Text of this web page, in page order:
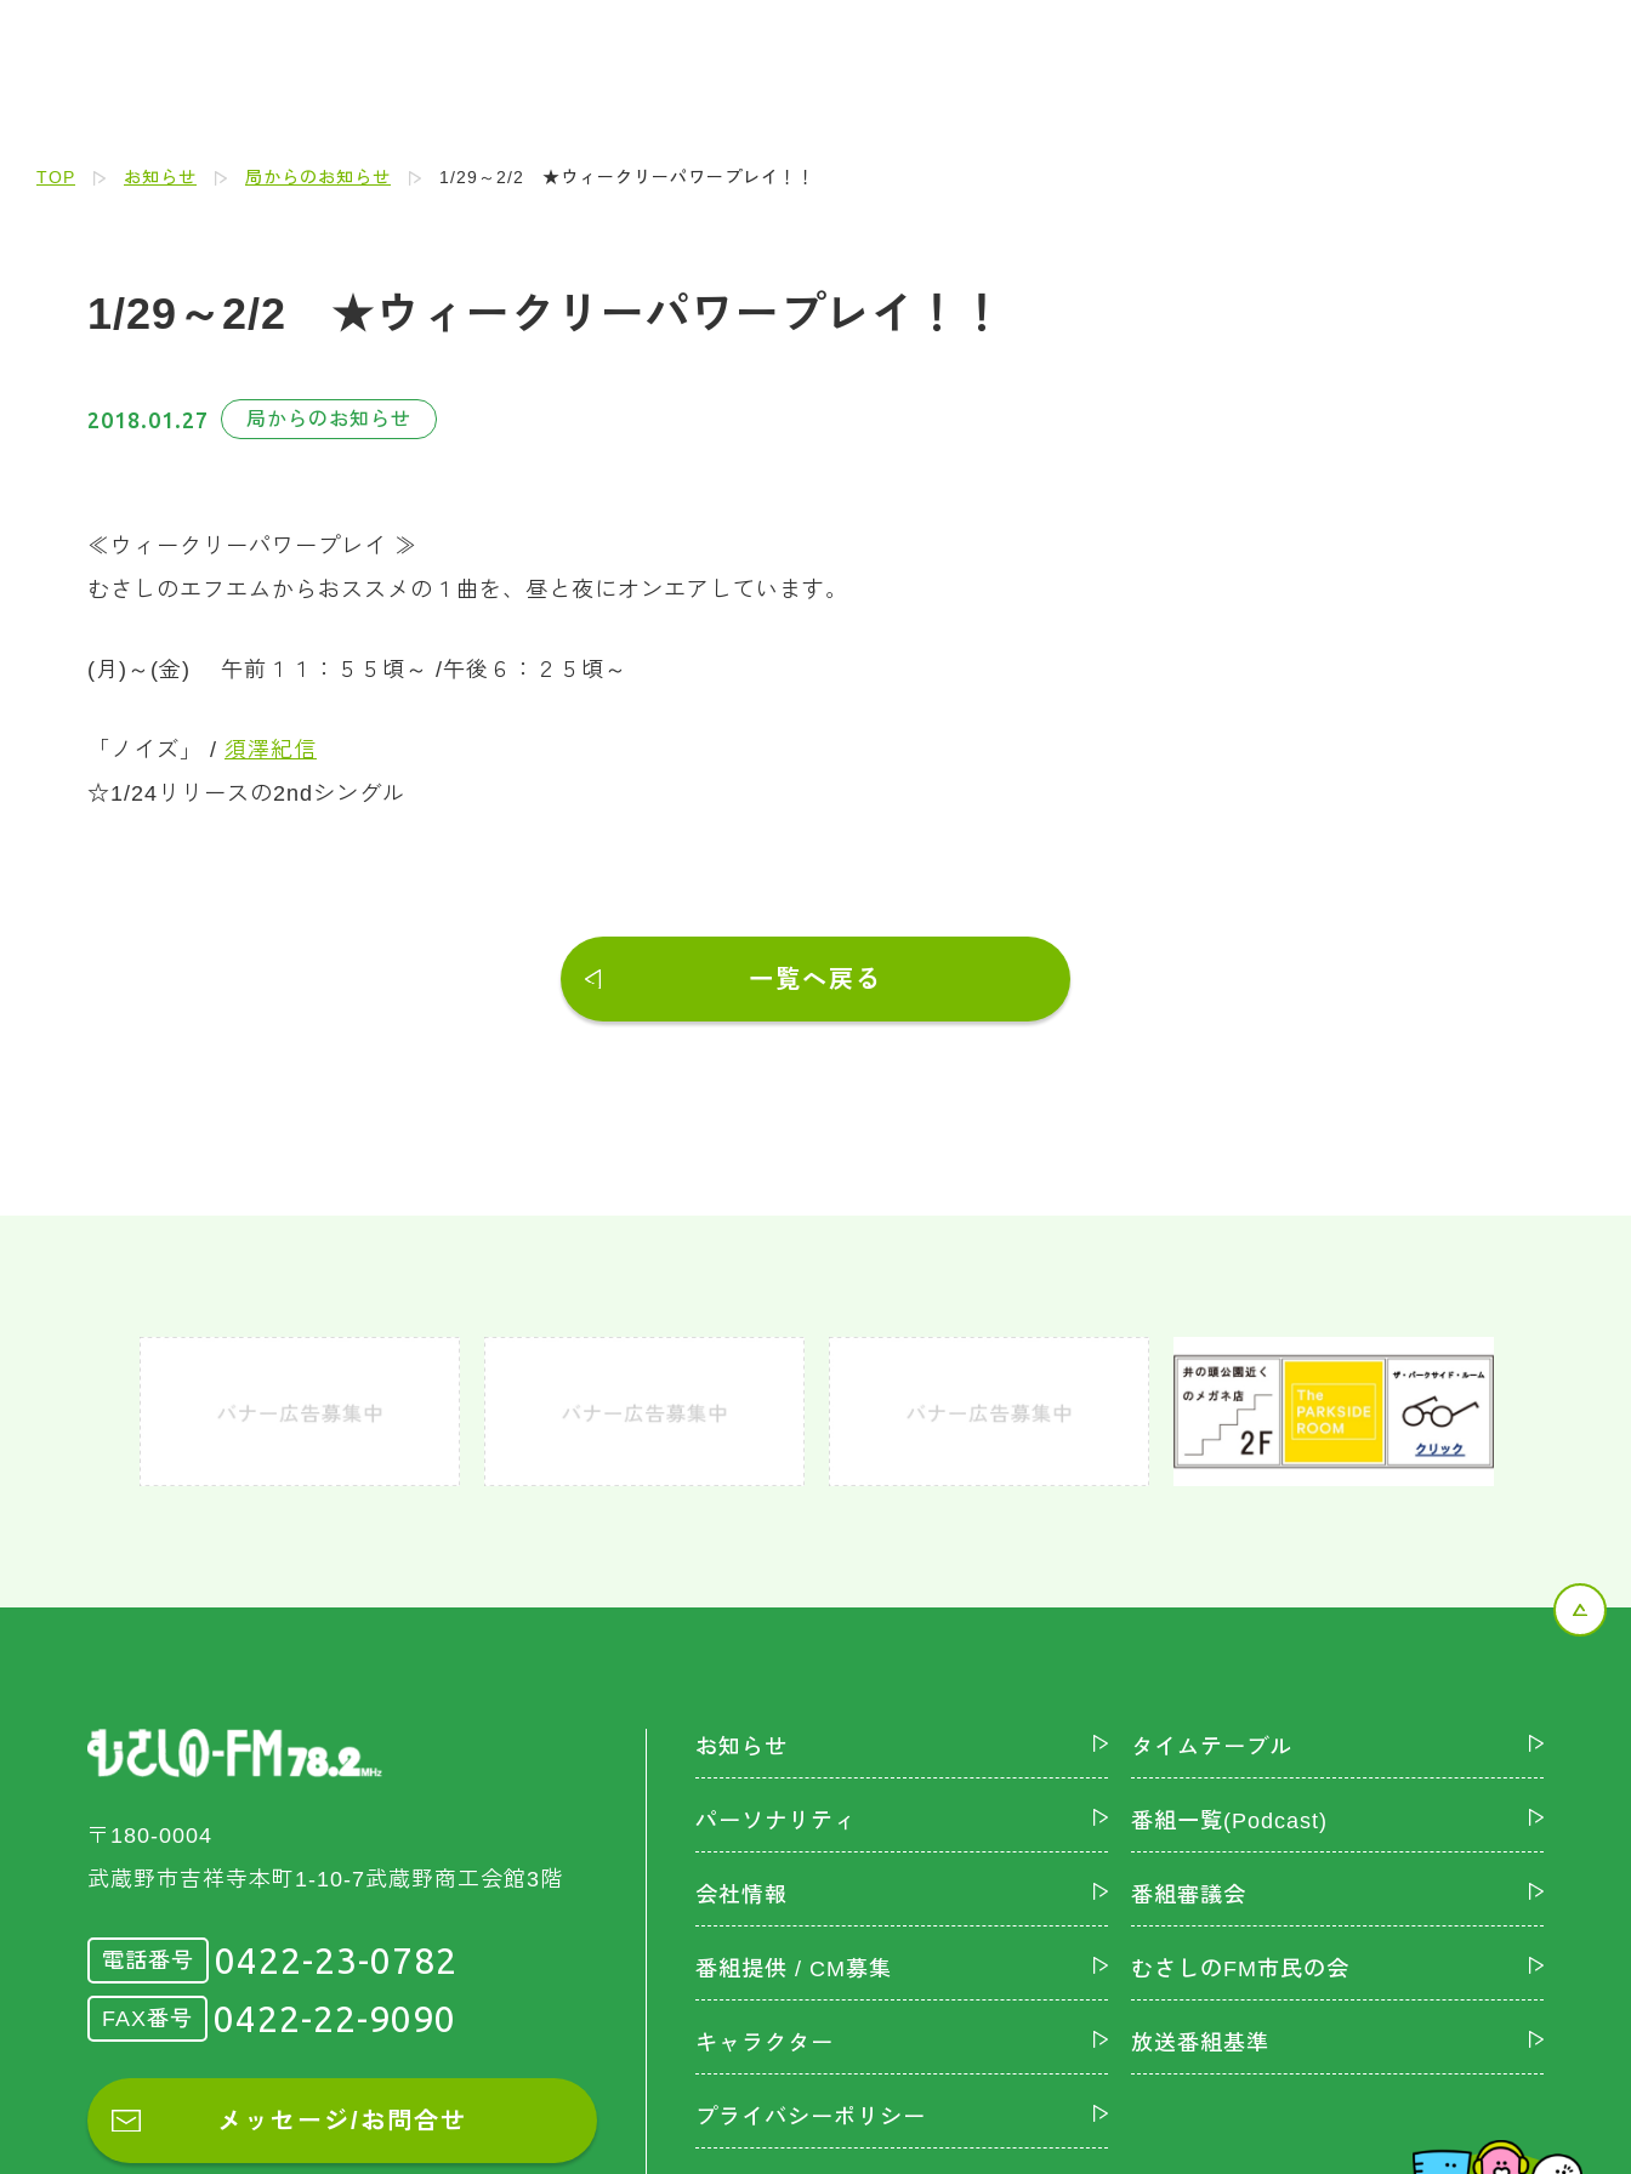
TOP お知らせ 局からのお知らせ 1/29～2/2 ★ウィークリーパワープレイ！！
1/29～2/2 ★ウィークリーパワープレイ！！
2018.01.27 局からのお知らせ
≪ウィークリーパワープレイ ≫
むさしのエフエムからおススメの１曲を、昼と夜にオンエアしています。
(月)～(金) 午前１１：５５頃～ /午後６：２５頃～
「ノイズ」 / 須澤紀信
☆1/24リリースの2ndシングル
一覧へ戻る
〒180-0004
武蔵野市吉祥寺本町1-10-7武蔵野商工会館3階
電話番号 0422-23-0782
FAX番号 0422-22-9090
メッセージ/お問合せ
お知らせ タイムテーブル
パーソナリティ 番組一覧(Podcast)
会社情報 番組審議会
番組提供 / CM募集 むさしのFM市民の会
キャラクター 放送番組基準
プライバシーポリシー